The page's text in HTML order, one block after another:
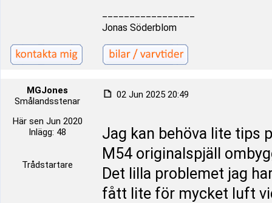
Jonas Söderblom
MGJones
Smålandsstenar
Här sen Jun 2020
Inlägg: 48
Trådstartare
02 Jun 2025 20:49
Jag kan behöva lite tips
M54 originalspjäll
Det lilla problemet jag
fått lite för mycket luft